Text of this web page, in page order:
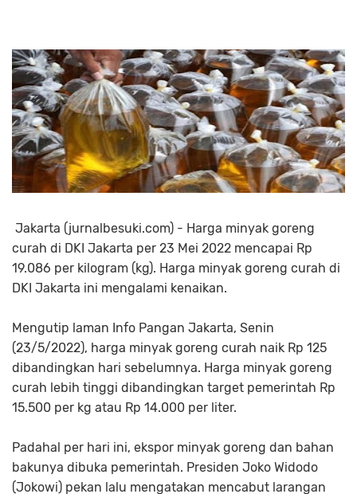
Jakarta (jurnalbesuki.com) - Harga minyak goreng
curah di DKI Jakarta per 23 Mei 2022 mencapai Rp
19.086 per kilogram (kg). Harga minyak goreng curah di
DKI Jakarta ini mengalami kenaikan.
Mengutip laman Info Pangan Jakarta, Senin
(23/5/2022), harga minyak goreng curah naik Rp 125
dibandingkan hari sebelumnya. Harga minyak goreng
curah lebih tinggi dibandingkan target pemerintah Rp
15.500 per kg atau Rp 14.000 per liter.
Padahal per hari ini, ekspor minyak goreng dan bahan
bakunya dibuka pemerintah. Presiden Joko Widodo
(Jokowi) pekan lalu mengatakan mencabut larangan